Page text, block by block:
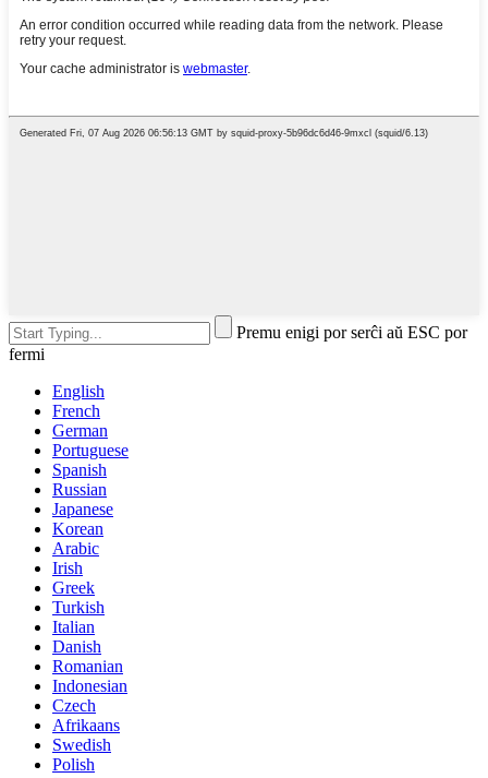
Premu enigi por serĉi aŭ ESC por
fermi
English
French
German
Portuguese
Spanish
Russian
Japanese
Korean
Arabic
Irish
Greek
Turkish
Italian
Danish
Romanian
Indonesian
Czech
Afrikaans
Swedish
Polish